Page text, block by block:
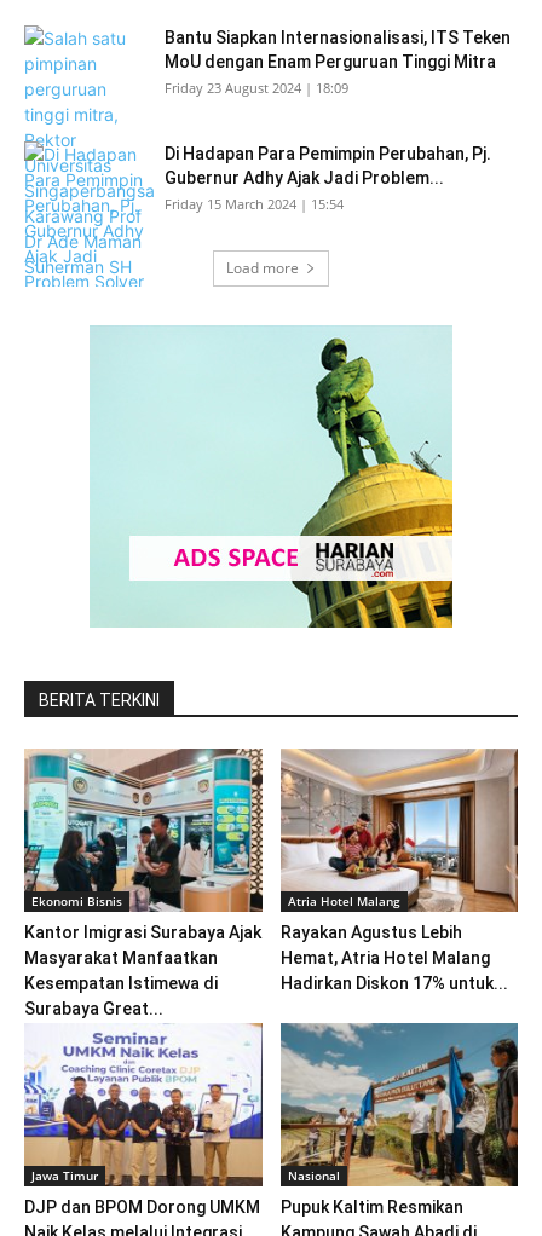
Bantu Siapkan Internasionalisasi, ITS Teken
MoU dengan Enam Perguruan Tinggi Mitra
Friday 23 August 2024 | 18:09
Di Hadapan Para Pemimpin Perubahan, Pj.
Gubernur Adhy Ajak Jadi Problem...
Friday 15 March 2024 | 15:54
Load more
BERITA TERKINI
Ekonomi Bisnis
Kantor Imigrasi Surabaya Ajak
Masyarakat Manfaatkan
Kesempatan Istimewa di
Surabaya Great...
Atria Hotel Malang
Rayakan Agustus Lebih
Hemat, Atria Hotel Malang
Hadirkan Diskon 17% untuk...
Jawa Timur
DJP dan BPOM Dorong UMKM
Nasional
Pupuk Kaltim Resmikan